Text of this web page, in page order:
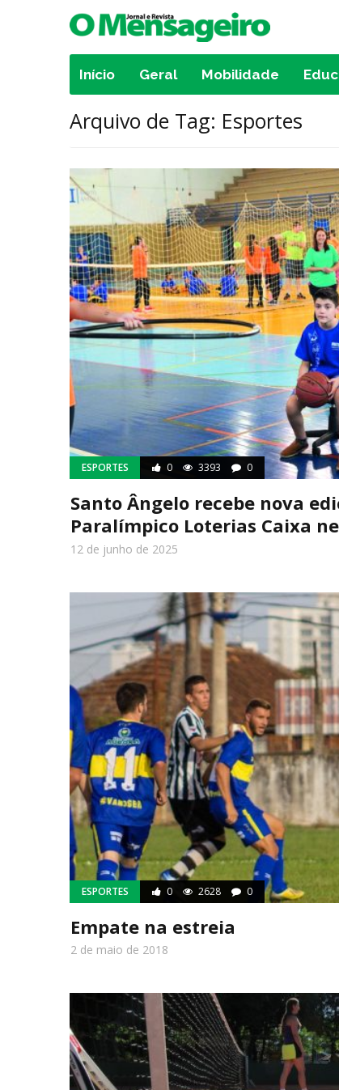
Início Geral Mobilidade
Arquivo de Tag: Esportes
ESPORTES 0 3393 0
Santo Ângelo recebe nova
Paralímpico Loterias Caixa
12 de junho de 2025
ESPORTES 0 2628 0
Empate na estreia
2 de maio de 2018